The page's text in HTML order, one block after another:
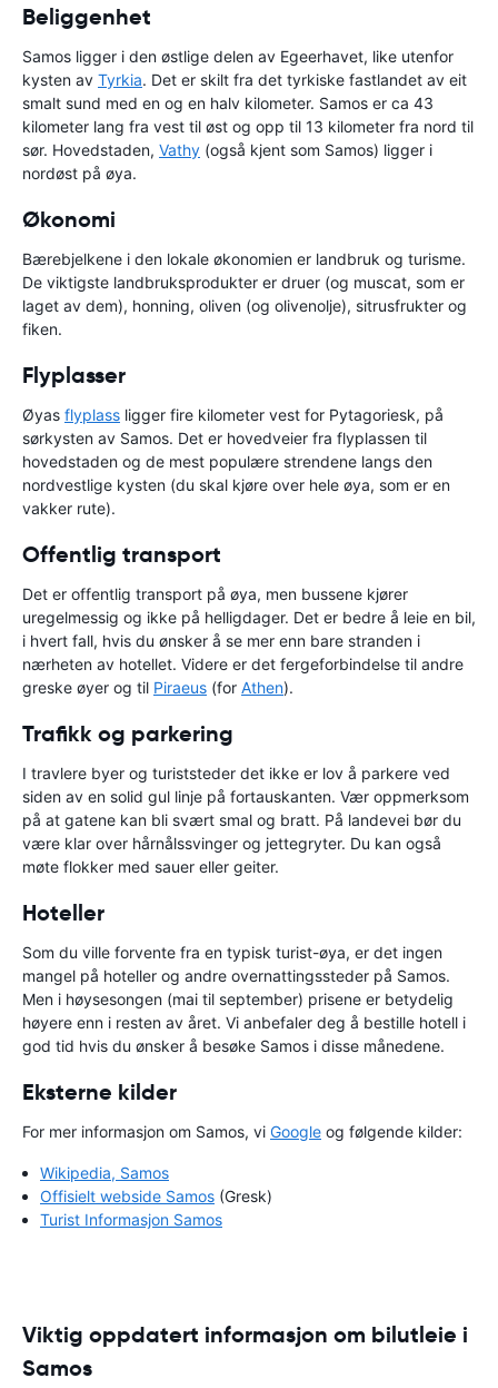
Beliggenhet
Samos ligger i den østlige delen av Egeerhavet, like utenfor
kysten av Tyrkia. Det er skilt fra det tyrkiske fastlandet av eit
smalt sund med en og en halv kilometer. Samos er ca 43
kilometer lang fra vest til øst og opp til 13 kilometer fra nord til
sør. Hovedstaden, Vathy (også kjent som Samos) ligger i
nordøst på øya.
Økonomi
Bærebjelkene i den lokale økonomien er landbruk og turisme.
De viktigste landbruksprodukter er druer (og muscat, som er
laget av dem), honning, oliven (og olivenolje), sitrusfrukter og
fiken.
Flyplasser
Øyas flyplass ligger fire kilometer vest for Pytagoriesk, på
sørkysten av Samos. Det er hovedveier fra flyplassen til
hovedstaden og de mest populære strendene langs den
nordvestlige kysten (du skal kjøre over hele øya, som er en
vakker rute).
Offentlig transport
Det er offentlig transport på øya, men bussene kjører
uregelmessig og ikke på helligdager. Det er bedre å leie en bil,
i hvert fall, hvis du ønsker å se mer enn bare stranden i
nærheten av hotellet. Videre er det fergeforbindelse til andre
greske øyer og til Piraeus (for Athen).
Trafikk og parkering
I travlere byer og turiststeder det ikke er lov å parkere ved
siden av en solid gul linje på fortauskanten. Vær oppmerksom
på at gatene kan bli svært smal og bratt. På landevei bør du
være klar over hårnålssvinger og jettegryter. Du kan også
møte flokker med sauer eller geiter.
Hoteller
Som du ville forvente fra en typisk turist-øya, er det ingen
mangel på hoteller og andre overnattingssteder på Samos.
Men i høysesongen (mai til september) prisene er betydelig
høyere enn i resten av året. Vi anbefaler deg å bestille hotell i
god tid hvis du ønsker å besøke Samos i disse månedene.
Eksterne kilder
For mer informasjon om Samos, vi Google og følgende kilder:
Wikipedia, Samos
Offisielt webside Samos (Gresk)
Turist Informasjon Samos
Viktig oppdatert informasjon om bilutleie i
Samos